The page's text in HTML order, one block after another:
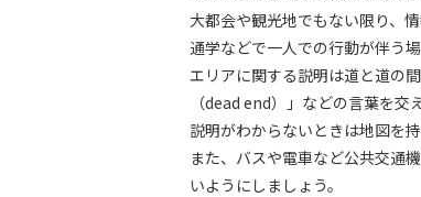
大都会や観光地でもない限り、情
通学などで一人での行動が伴う
エリアに関する説明は道と道の
（dead end）」などの言葉を交
説明がわからないときは地図を
また、バスや電車など公共交通
いようにしましょう。